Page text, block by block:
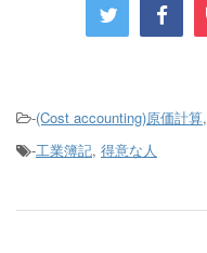
-(Cost accounting)原価計算,
-工業簿記, 得意な人